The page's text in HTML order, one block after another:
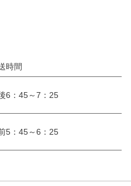
時間
6：45～7：25
5：45～6：25